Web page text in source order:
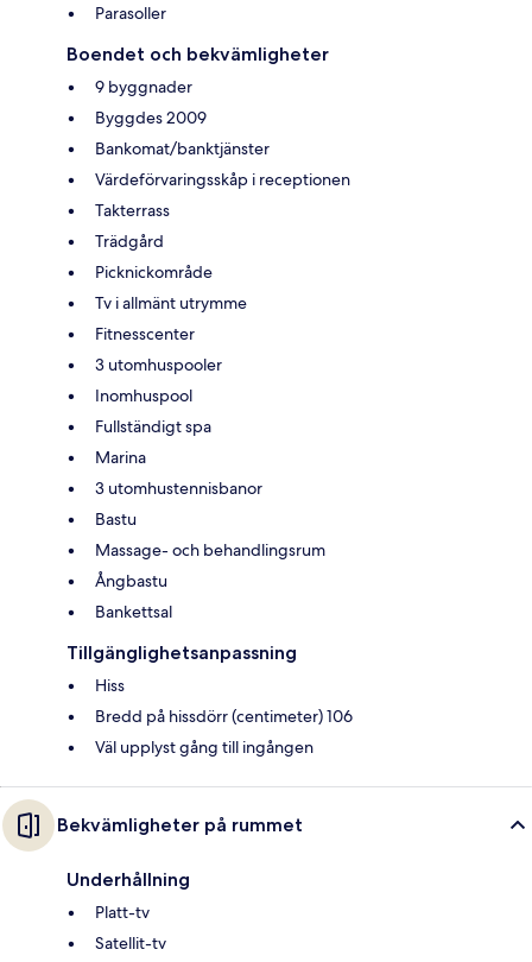
Parasoller
Boendet och bekvämligheter
9 byggnader
Byggdes 2009
Bankomat/banktjänster
Värdeförvaringsskåp i receptionen
Takterrass
Trädgård
Picknickområde
Tv i allmänt utrymme
Fitnesscenter
3 utomhuspooler
Inomhuspool
Fullständigt spa
Marina
3 utomhustennisbanor
Bastu
Massage- och behandlingsrum
Ångbastu
Bankettsal
Tillgänglighetsanpassning
Hiss
Bredd på hissdörr (centimeter) 106
Väl upplyst gång till ingången
Bekvämligheter på rummet
Underhållning
Platt-tv
Satellit-tv